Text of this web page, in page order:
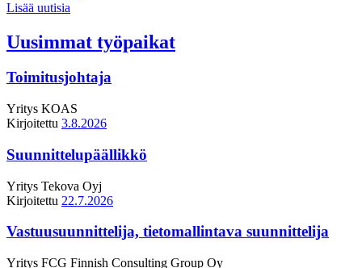
Lisää uutisia
Uusimmat työpaikat
Toimitusjohtaja
Yritys KOAS
Kirjoitettu 3.8.2026
Suunnittelupäällikkö
Yritys Tekova Oyj
Kirjoitettu 22.7.2026
Vastuusuunnittelija, tietomallintava suunnittelija
Yritys FCG Finnish Consulting Group Oy